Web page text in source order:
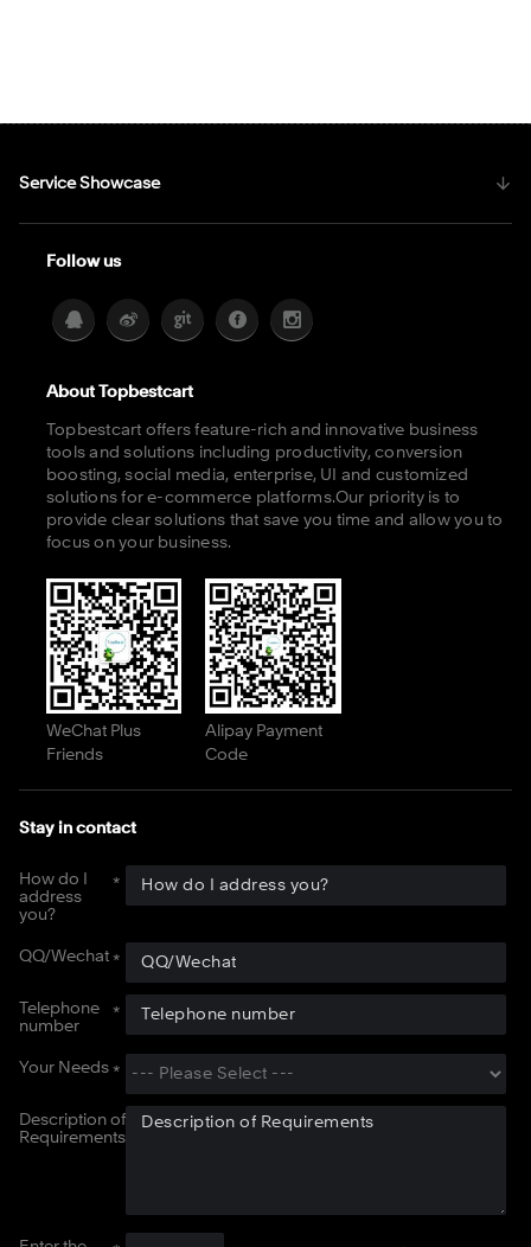
Service Showcase
Follow us
About Topbestcart
Topbestcart offers feature-rich and innovative business
tools and solutions including productivity, conversion
boosting, social media, enterprise, UI and customized
solutions for e-commerce platforms.Our priority is to
provide clear solutions that save you time and allow you to
focus on your business.
WeChat Plus
Friends
Alipay Payment
Code
Stay in contact
How do I
address
you?
QQ/Wechat
Telephone
number
Your Needs
Description of
Requirements